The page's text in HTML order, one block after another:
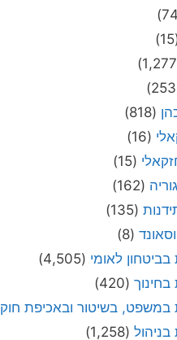
(818)
(16)
(15)
(162)
(135)
(8)
בביטחון לאומי (4,505)
בחינוך (420)
במשפט, בשיטור ובאכיפת חוק
בניהול (1,258)